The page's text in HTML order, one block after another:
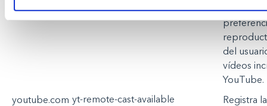
youtube.com yt-remote-session-name Registra
del
vídeos
YouTube.
youtube.com yt-remote-cast-available Registra